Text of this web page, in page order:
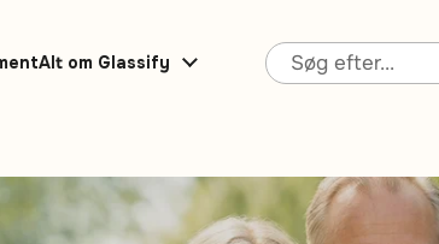
Alt om Glassify